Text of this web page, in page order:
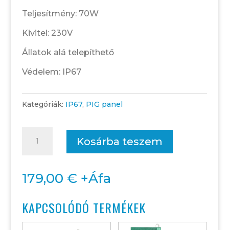
Teljesítmény: 70W
Kivitel: 230V
Állatok alá telepíthető
Védelem: IP67
Kategóriák: IP67, PIG panel
mennyiség
Kosárba teszem
179,00 € +Áfa
KAPCSOLÓDÓ TERMÉKEK